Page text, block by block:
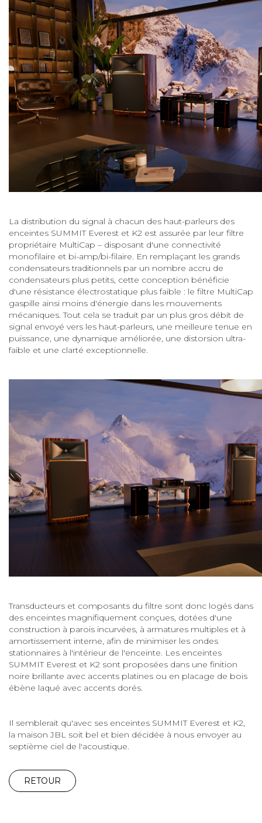
La distribution du signal à chacun des haut-parleurs des
enceintes SUMMIT Everest et K2 est assurée par leur filtre
propriétaire MultiCap – disposant d'une connectivité
monofilaire et bi-amp/bi-filaire. En remplaçant les grands
condensateurs traditionnels par un nombre accru de
condensateurs plus petits, cette conception bénéficie
d'une résistance électrostatique plus faible : le filtre MultiCap
gaspille ainsi moins d'énergie dans les mouvements
mécaniques. Tout cela se traduit par un plus gros débit de
signal envoyé vers les haut-parleurs, une meilleure tenue en
puissance, une dynamique améliorée, une distorsion ultra-
faible et une clarté exceptionnelle.
Transducteurs et composants du filtre sont donc logés dans
des enceintes magnifiquement conçues, dotées d'une
construction à parois incurvées, à armatures multiples et à
amortissement interne, afin de minimiser les ondes
stationnaires à l'intérieur de l'enceinte. Les enceintes
SUMMIT Everest et K2 sont proposées dans une finition
noire brillante avec accents platines ou en placage de bois
ébène laqué avec accents dorés.
Il semblerait qu'avec ses enceintes SUMMIT Everest et K2,
la maison JBL soit bel et bien décidée à nous envoyer au
septième ciel de l'acoustique.
RETOUR